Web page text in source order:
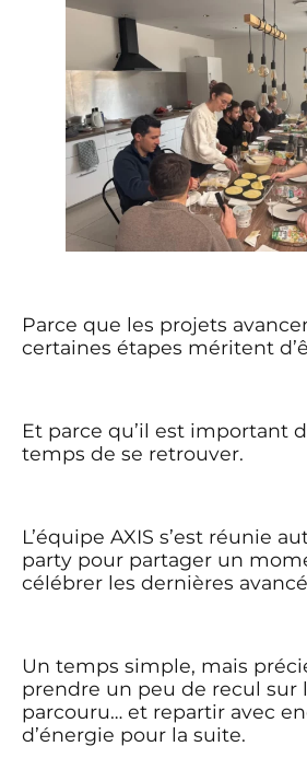
Parce que les projets
certaines étapes méritent
Et parce qu’il est important
temps de se retrouver.
L’équipe AXIS s’est réunie
party pour partager un
célébrer les dernières
Un temps simple, mais
prendre un peu de recul sur
parcouru… et repartir avec
d’énergie pour la suite.